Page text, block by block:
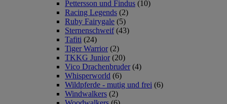
Pettersson und Findus (10)
Racing Legends (2)
Ruby Fairygale (5)
Sternenschweif (43)
Tafiti (24)
Tiger Warrior (2)
TKKG Junior (20)
Vico Drachenbruder (4)
Whisperworld (6)
Wildpferde - mutig und frei (6)
Windwalkers (2)